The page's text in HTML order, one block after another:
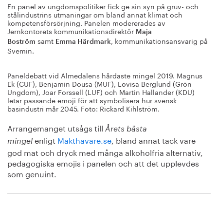
En panel av ungdomspolitiker fick ge sin syn på gruv- och
stålindustrins utmaningar om bland annat klimat och
kompetensförsörjning. Panelen modererades av
Jernkontorets kommunikationsdirektör Maja
Boström samt Emma Härdmark, kommunikationsansvarig på
Svemin.
Paneldebatt vid Almedalens hårdaste mingel 2019. Magnus
Ek (CUF), Benjamin Dousa (MUF), Lovisa Berglund (Grön
Ungdom), Joar Forssell (LUF) och Martin Hallander (KDU)
letar passande emoji för att symbolisera hur svensk
basindustri mår 2045. Foto: Rickard Kihlström.
Arrangemanget utsågs till Årets bästa
mingel enligt Makthavare.se, bland annat tack vare
god mat och dryck med många alkoholfria alternativ,
pedagogiska emojis i panelen och att det upplevdes
som genuint.